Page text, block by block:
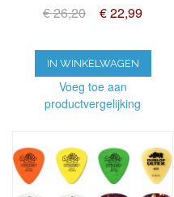
€ 26,20 € 22,99
IN WINKELWAGEN
Voeg toe aan
productvergelijking